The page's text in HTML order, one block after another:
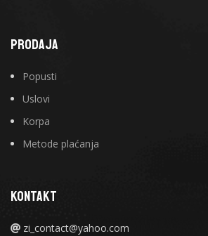
PRODAJA
Popusti
Uslovi
Korpa
Metode plaćanja
KONTAKT
zi_contact@yahoo.com